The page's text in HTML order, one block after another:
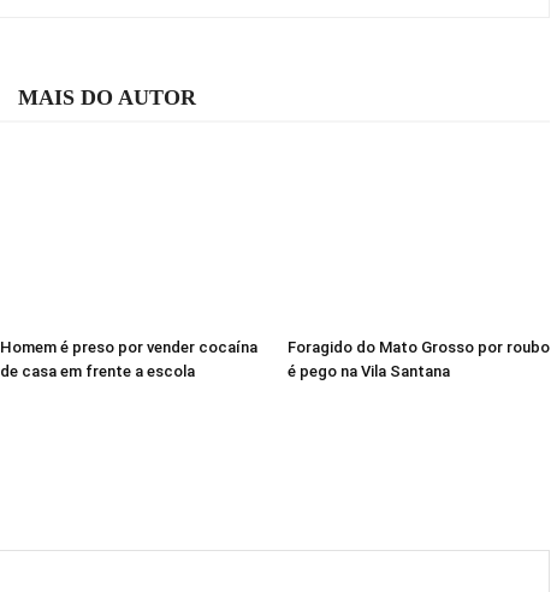
MAIS DO AUTOR
Homem é preso por vender cocaína
de casa em frente a escola
Foragido do Mato Grosso por roubo
é pego na Vila Santana